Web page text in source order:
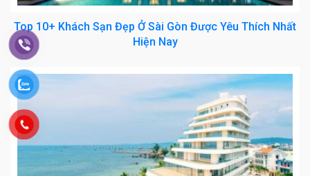
Top 10+ Khách Sạn Đẹp Ở Sài Gòn Được Yêu Thích Nhất
Hiện Nay